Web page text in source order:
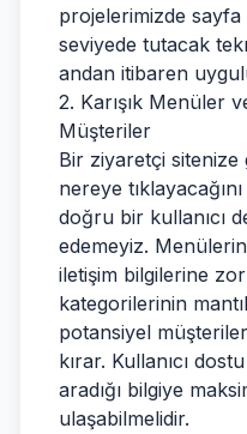
projelerimizde sayfa
seviyede tutacak
andan itibaren
2. Karışık Menüler
Müşteriler
Bir ziyaretçi sitenize
nereye
doğru bir kullanıcı
edemeyiz. Menülerin
iletişim bilgilerine
kategorilerinin
potansiyel
kırar. Kullanıcı
aradığı bilgiye
ulaşabilmelidir.